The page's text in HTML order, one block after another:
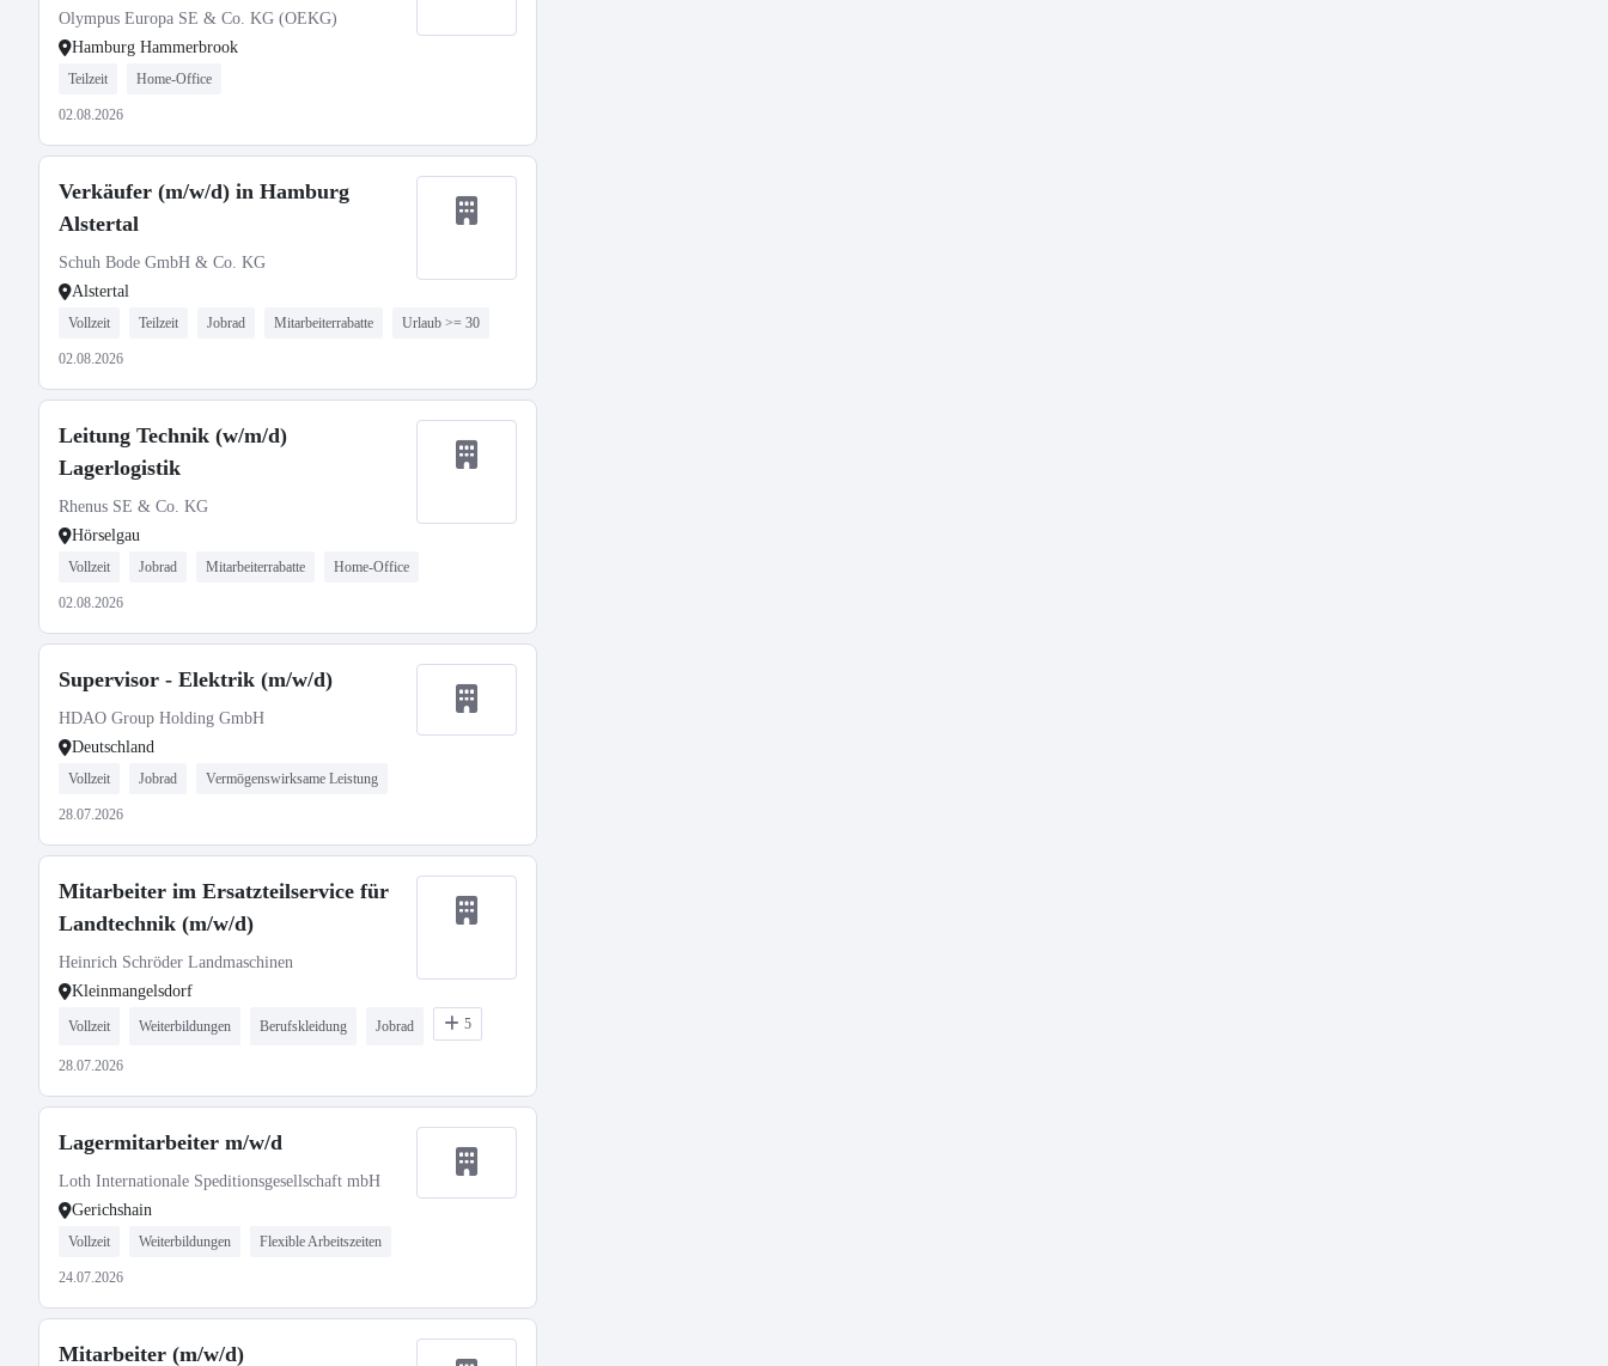
Olympus Europa SE & Co. KG (OEKG)
Hamburg Hammerbrook
Teilzeit Home-Office
02.08.2026
Verkäufer (m/w/d) in Hamburg
Alstertal
Schuh Bode GmbH & Co. KG
Alstertal
Vollzeit Teilzeit Jobrad Mitarbeiterrabatte Urlaub >= 30
02.08.2026
Leitung Technik (w/m/d)
Lagerlogistik
Rhenus SE & Co. KG
Hörselgau
Vollzeit Jobrad Mitarbeiterrabatte Home-Office
02.08.2026
Supervisor - Elektrik (m/w/d)
HDAO Group Holding GmbH
Deutschland
Vollzeit Jobrad Vermögenswirksame Leistung
28.07.2026
Mitarbeiter im Ersatzteilservice für
Landtechnik (m/w/d)
Heinrich Schröder Landmaschinen
Kleinmangelsdorf
Vollzeit Weiterbildungen Berufskleidung Jobrad 5
28.07.2026
Lagermitarbeiter m/w/d
Loth Internationale Speditionsgesellschaft mbH
Gerichshain
Vollzeit Weiterbildungen Flexible Arbeitszeiten
24.07.2026
Mitarbeiter (m/w/d)